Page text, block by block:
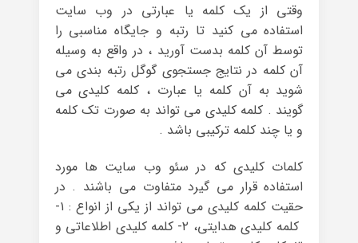
وقتی از یک کلمه یا عبارتی در وب سایت
استفاده می کنید تا رتبه و جایگاه مناسبی را
توسط آن کلمه بدست آورید ، در واقع به وسیله
آن کلمه در نتایج جستجوی گوگل رتبه بندی می
شوید به آن کلمه یا عبارت ، کلمه کلیدی می
گویند . کلمه کلیدی می تواند به صورت تک کلمه
و یا چند کلمه ترکیبی باشد .
کلمات کلیدی که در سئو وب سایت ها مورد
استفاده قرار می گیرد متفاوت می باشند . در
حقیت کلمه کلیدی می تواند از یکی از انواع : ۱-
کلمه کلیدی هدایتی، ۲- کلمه کلیدی اطلاعاتی و